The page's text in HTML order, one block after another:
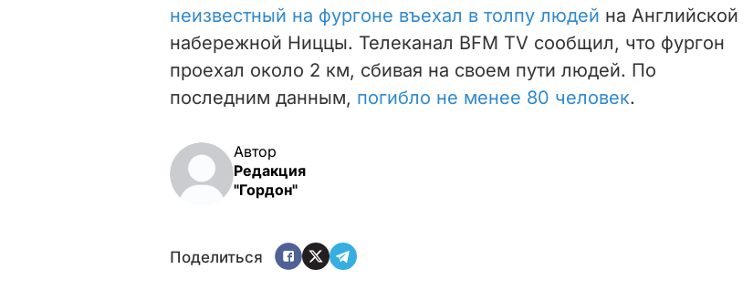
неизвестный на фургоне въехал в толпу людей на Английской
набережной Ниццы. Телеканал BFM TV сообщил, что фургон
проехал около 2 км, сбивая на своем пути людей. По
последним данным, погибло не менее 80 человек.
Автор
Редакция
"Гордон"
Поделиться